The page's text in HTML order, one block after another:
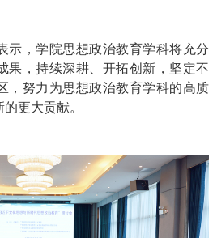
示，学院思想政治教育学科将充分
果，持续深耕、开拓创新，坚定不
，努力为思想政治教育学科的高质
更大贡献。